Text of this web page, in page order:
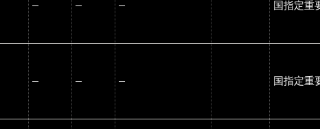
― ― ― 国指定重
― ― ― 国指定重